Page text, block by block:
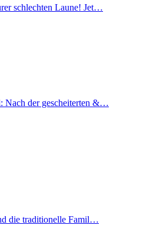
schlechten Laune! Jet…
Nach der gescheiterten &…
die traditionelle Famil…